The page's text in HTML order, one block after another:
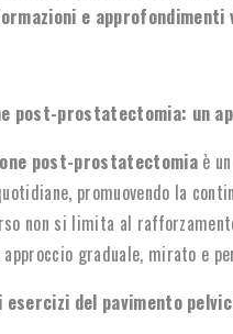
e
post-prostatectomia: un
post-prostatectomiaè
promuovendo la
non si limita al
graduale, mirato e
del pavimento